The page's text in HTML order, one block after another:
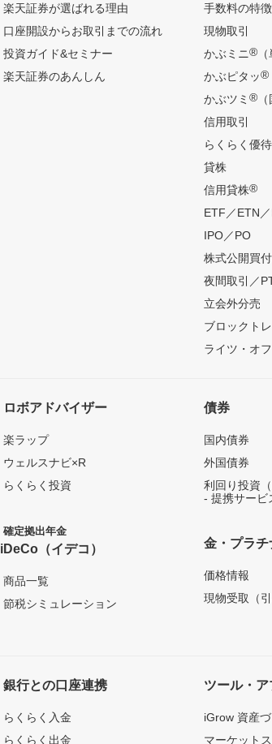
楽天証券が選ばれる理由
口座開設からお取引までの流れ
投資ガイド&セミナー
楽天証券のあんしん
手数料の特徴
現物取引
かぶミニ®（
かぶピタッ®
かぶツミ ®（
信用取引
らくらく優
貸株
信用貸株®
ETF／ETN
IPO／PO
株式公開買
夜間取引／
立会外分売
ブロックト
ライツ・オ
ロボアドバイザー
楽ラップ
ウェルスナビ×R
らくらく投資
確定拠出年金
iDeCo（イデコ）
商品一覧
節税シミュレーション
債券
国内債券
外国債券
利回り投資（
- 提携サービ
金・プラチ
価格情報
現物受取（引
銀行との口座連携
らくらく入金
らくらく出金
ツール・ア
iGrow 資産づ
マーケット